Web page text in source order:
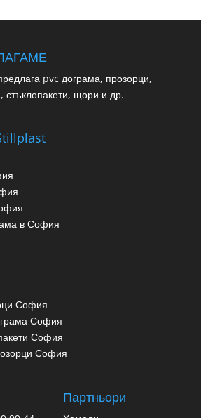
pvc дограма, прозорци,
стъклопакети, щори и др.
в София
София
София
София
София
Партньори